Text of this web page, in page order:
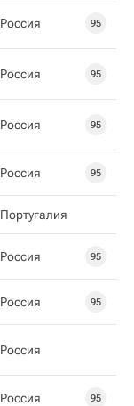
Россия 95
Россия 95
Россия 95
Россия 95
Португалия
Россия 95
Россия 95
Россия
Россия 95